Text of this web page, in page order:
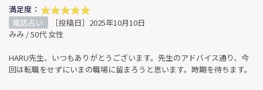
満足度：
電話占い
［投稿日］2025年10月10日
みみ / 50代 女性
HARU先生、いつもありがとうございます。先生のアドバイス通り、今
回は転職をせずにいまの職場に留まろうと思います。時期を待ちます。